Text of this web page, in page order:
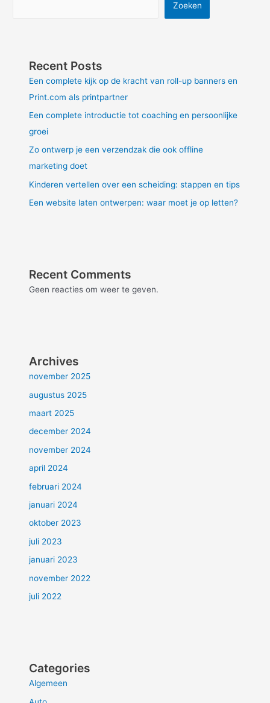
Zoeken
Recent Posts
Een complete kijk op de kracht van roll-up banners en
Print.com als printpartner
Een complete introductie tot coaching en persoonlijke
groei
Zo ontwerp je een verzendzak die ook offline
marketing doet
Kinderen vertellen over een scheiding: stappen en tips
Een website laten ontwerpen: waar moet je op letten?
Recent Comments
Geen reacties om weer te geven.
Archives
november 2025
augustus 2025
maart 2025
december 2024
november 2024
april 2024
februari 2024
januari 2024
oktober 2023
juli 2023
januari 2023
november 2022
juli 2022
Categories
Algemeen